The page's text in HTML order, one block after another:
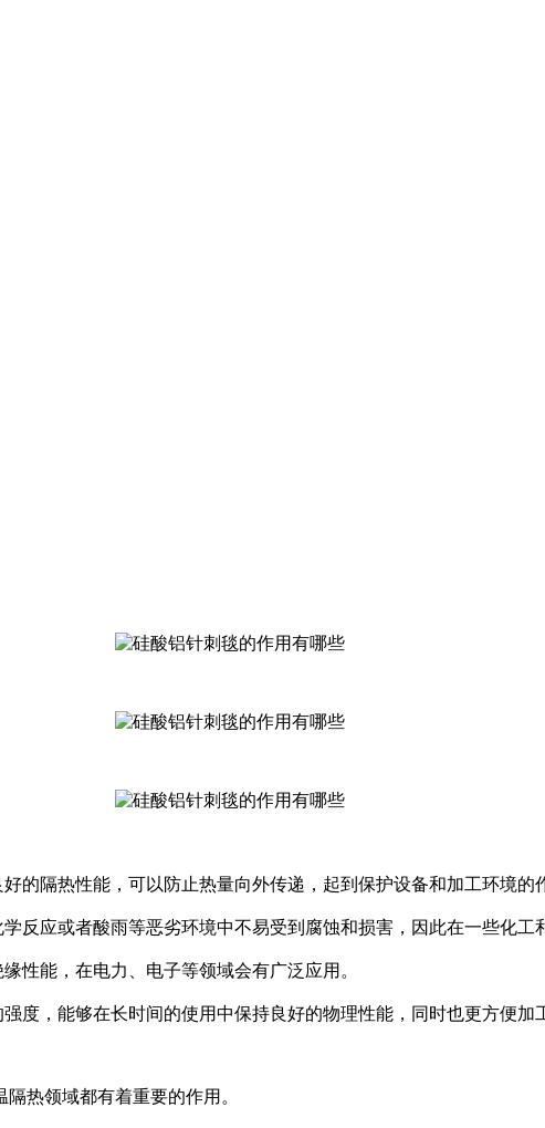
的隔热性能，可以防止热量向外传递，起到保护设备和加工环境的
反应或者酸雨等恶劣环境中不易受到腐蚀和损害，因此在一些化工
性能，在电力、电子等领域会有广泛应用。
度，能够在长时间的使用中保持良好的物理性能，同时也更方便加
热领域都有着重要的作用。